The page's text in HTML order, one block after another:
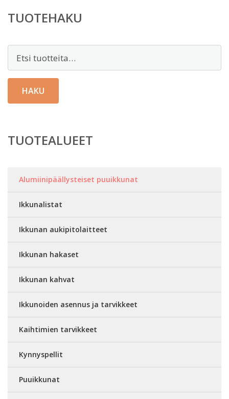
TUOTEHAKU
HAKU
TUOTEALUEET
Alumiinipäällysteiset puuikkunat
Ikkunalistat
Ikkunan aukipitolaitteet
Ikkunan hakaset
Ikkunan kahvat
Ikkunoiden asennus ja tarvikkeet
Kaihtimien tarvikkeet
Kynnyspellit
Puuikkunat